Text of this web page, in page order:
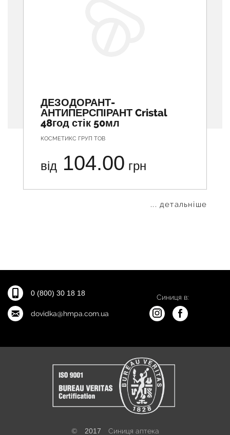
ДЕЗОДОРАНТ-
АНТИПЕРСПІРАНТ Cristal
48год стік 50мл
КОСМЕТИКС ГРУП ТОВ
від 104.00 грн
... детальніше
0 (800) 30 18 18
dovidka@hmpa.com.ua
Синиця в:
© 2017 Синиця аптека